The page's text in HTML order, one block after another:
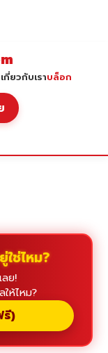
เกี่ยวกับเราบล็อก
ช่ไหม?
ย!
ให้ไหม?
รี)